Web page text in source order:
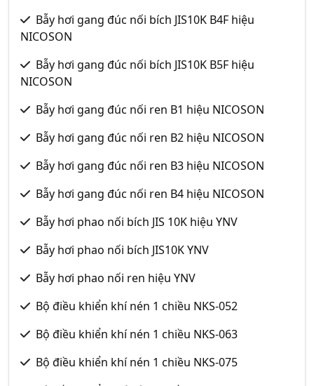
Bẫy hơi gang đúc nối bích JIS10K B4F hiệu
NICOSON
Bẫy hơi gang đúc nối bích JIS10K B5F hiệu
NICOSON
Bẫy hơi gang đúc nối ren B1 hiệu NICOSON
Bẫy hơi gang đúc nối ren B2 hiệu NICOSON
Bẫy hơi gang đúc nối ren B3 hiệu NICOSON
Bẫy hơi gang đúc nối ren B4 hiệu NICOSON
Bẫy hơi phao nối bích JIS 10K hiệu YNV
Bẫy hơi phao nối bích JIS10K YNV
Bẫy hơi phao nối ren hiệu YNV
Bộ điều khiển khí nén 1 chiều NKS-052
Bộ điều khiển khí nén 1 chiều NKS-063
Bộ điều khiển khí nén 1 chiều NKS-075